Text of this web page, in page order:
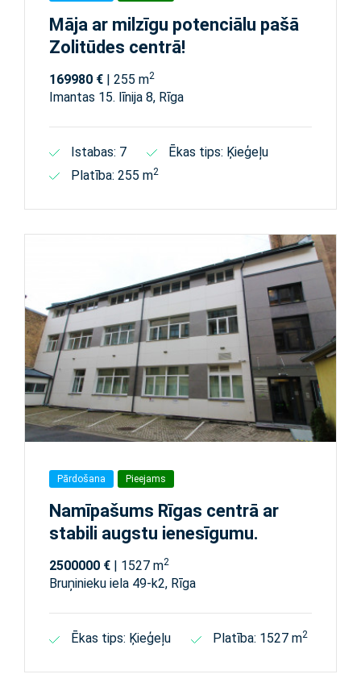
Māja ar milzīgu potenciālu pašā
Zolitūdes centrā!
169980 € | 255 m2
Imantas 15. līnija 8, Rīga
Istabas: 7
Ēkas tips: Ķieģeļu
Platība: 255 m2
Pārdošana Pieejams
Namīpašums Rīgas centrā ar
stabili augstu ienesīgumu.
2500000 € | 1527 m2
Bruņinieku iela 49-k2, Rīga
Ēkas tips: Ķieģeļu Platība: 1527 m2